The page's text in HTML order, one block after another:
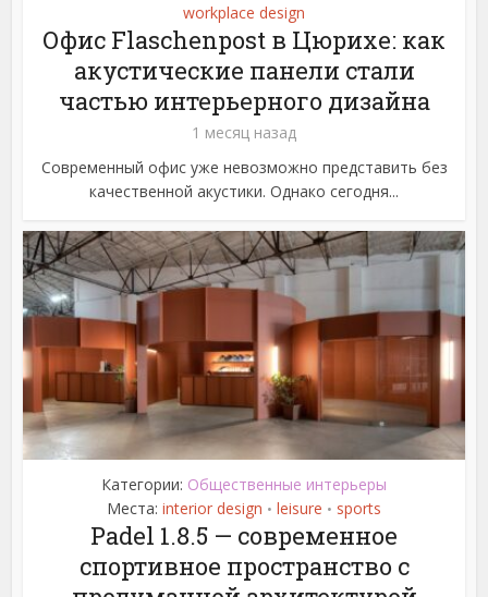
workplace design
Офис Flaschenpost в Цюрихе: как
акустические панели стали
частью интерьерного дизайна
1 месяц назад
Современный офис уже невозможно представить без
качественной акустики. Однако сегодня...
Категории: Общественные интерьеры
Места: interior design • leisure • sports
Padel 1.8.5 — современное
спортивное пространство с